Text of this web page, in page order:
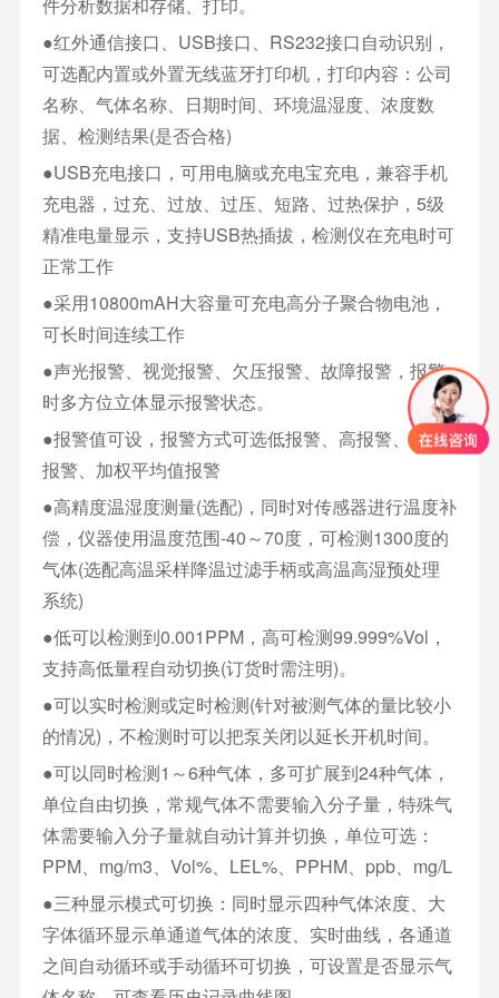
●红外通信接口、USB接口、RS232接口自动识别，
可选配内置或外置无线蓝牙打印机，打印内容：公司
名称、气体名称、日期时间、环境温湿度、浓度数
据、检测结果(是否合格)
●USB充电接口，可用电脑或充电宝充电，兼容手机
充电器，过充、过放、过压、短路、过热保护，5级
精准电量显示，支持USB热插拔，检测仪在充电时可
正常工作
●采用10800mAH大容量可充电高分子聚合物电池，
可长时间连续工作
●声光报警、视觉报警、欠压报警、故障报警，报警
时多方位立体显示报警状态。
●报警值可设，报警方式可选低报警、高报警、区间
报警、加权平均值报警
●高精度温湿度测量(选配)，同时对传感器进行温度补
偿，仪器使用温度范围-40～70度，可检测1300度的
气体(选配高温采样降温过滤手柄或高温高湿预处理
系统)
●低可以检测到0.001PPM，高可检测99.999%Vol，
支持高低量程自动切换(订货时需注明)。
●可以实时检测或定时检测(针对被测气体的量比较小
的情况)，不检测时可以把泵关闭以延长开机时间。
●可以同时检测1～6种气体，多可扩展到24种气体，
单位自由切换，常规气体不需要输入分子量，特殊气
体需要输入分子量就自动计算并切换，单位可选：
PPM、mg/m3、Vol%、LEL%、PPHM、ppb、mg/L
●三种显示模式可切换：同时显示四种气体浓度、大
字体循环显示单通道气体的浓度、实时曲线，各通道
之间自动循环或手动循环可切换，可设置是否显示气